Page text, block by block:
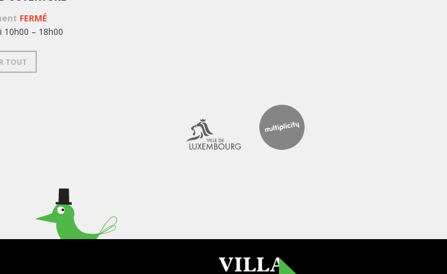
FERMÉ
10h00 – 18h00
TOUT